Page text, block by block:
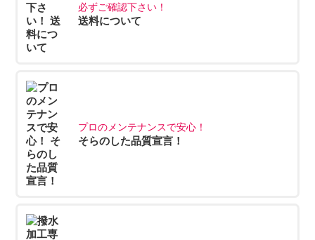
必ずご確認下さい！
送料について
プロのメンテナンスで安心！
そらのした品質宣言！